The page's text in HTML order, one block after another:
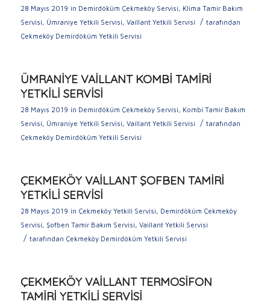
28 Mayıs 2019 in Demirdöküm Çekmeköy Servisi, Klima Tamir Bakım
Servisi, Ümraniye Yetkili Servisi, Vaillant Yetkili Servisi / tarafından
Çekmeköy Demirdöküm Yetkili Servisi
ÜMRANİYE VAİLLANT KOMBİ TAMİRİ
YETKİLİ SERVİSİ
28 Mayıs 2019 in Demirdöküm Çekmeköy Servisi, Kombi Tamir Bakım
Servisi, Ümraniye Yetkili Servisi, Vaillant Yetkili Servisi / tarafından
Çekmeköy Demirdöküm Yetkili Servisi
ÇEKMEKÖY VAİLLANT ŞOFBEN TAMİRİ
YETKİLİ SERVİSİ
28 Mayıs 2019 in Çekmeköy Yetkili Servisi, Demirdöküm Çekmeköy
Servisi, Şofben Tamir Bakım Servisi, Vaillant Yetkili Servisi
/ tarafından Çekmeköy Demirdöküm Yetkili Servisi
ÇEKMEKÖY VAİLLANT TERMOSİFON
TAMİRİ YETKİLİ SERVİSİ